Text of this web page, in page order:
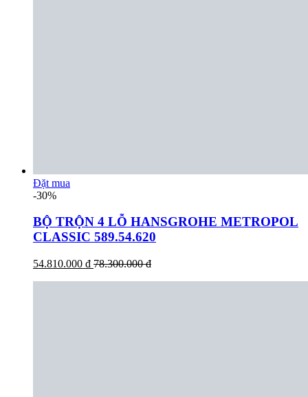
Đặt mua
-30%
BỘ TRỘN 4 LỖ HANSGROHE METROPOL
CLASSIC 589.54.620
54.810.000 đ 78.300.000 đ